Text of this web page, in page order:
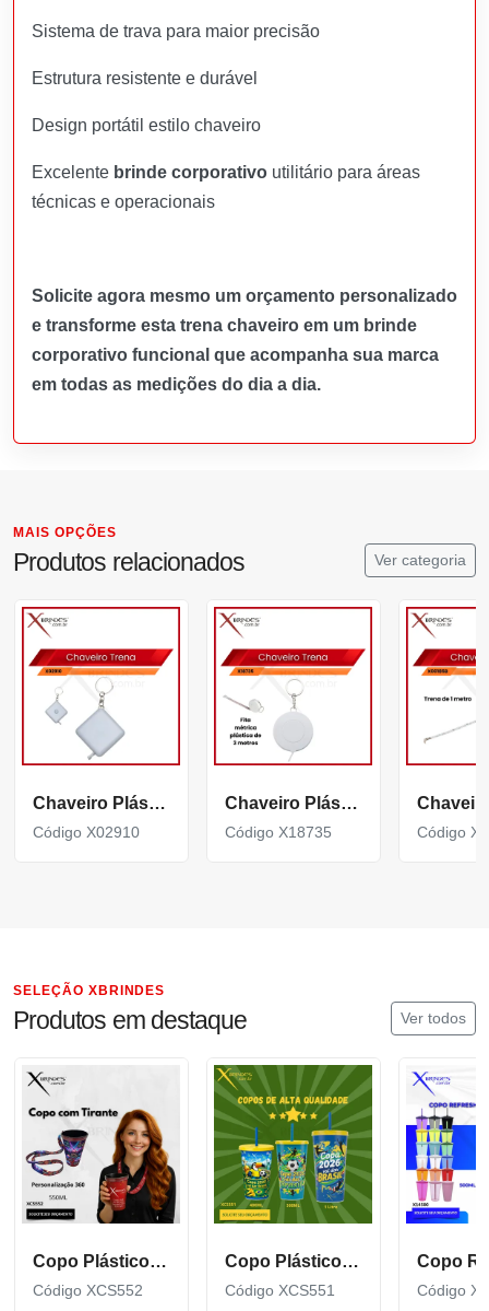
Sistema de trava para maior precisão
Estrutura resistente e durável
Design portátil estilo chaveiro
Excelente brinde corporativo utilitário para áreas
técnicas e operacionais
Solicite agora mesmo um orçamento personalizado
e transforme esta trena chaveiro em um brinde
corporativo funcional que acompanha sua marca
em todas as medições do dia a dia.
MAIS OPÇÕES
Produtos relacionados Ver categoria
Chaveiro Plástico com Fita métrica em formato quadrangular X02910
Código X02910
Chaveiro Plástico com Fita métrica plástica de 3 metros X18735
Código X18735 Código
SELEÇÃO XBRINDES
Produtos em destaque Ver todos
Copo Plástico de 550 ML com Tirante Personalizado XCS552
Código XCS552
Copo Plástico personalizado In Mold Label 360 XCS551
Código XCS551 Código